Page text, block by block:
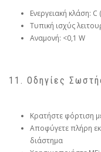
Ενεργειακή κλάση:
Τυπική ισχύς
Αναμονή: <0,1 W
11. Οδηγίες
Κρατήστε φόρτιση
Αποφύγετε πλήρη
διάστημα